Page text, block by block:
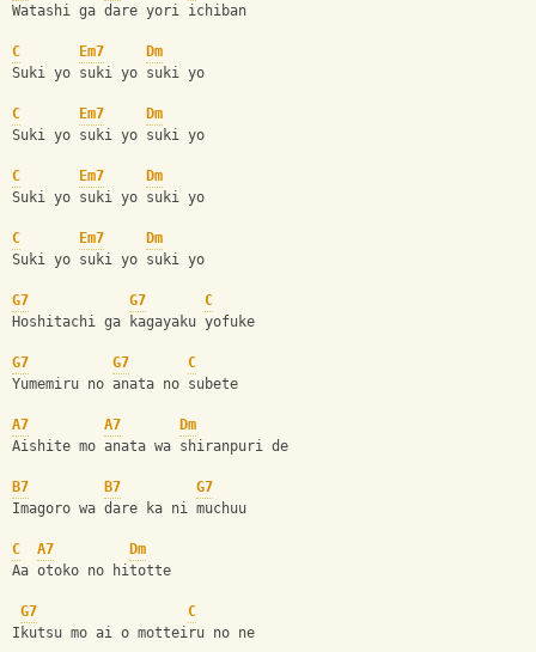
Watashi ga dare yori ichiban
C Em7
Dm
Suki yo suki yo suki yo
C Em7
Dm
Suki yo suki yo suki yo
C Em7
Dm
Suki yo suki yo suki yo
C Em7
Dm
Suki yo suki yo suki yo
G7 G7
C
Hoshitachi ga kagayaku yofuke
G7 G7
C
Yumemiru no anata no subete
A7 A7
Dm
Aishite mo anata wa shiranpuri de
B7 B7
G7
Imagoro wa dare ka ni muchuu
C A7
Dm
Aa otoko no hitotte
G7
C
Ikutsu mo ai o motteiru no ne